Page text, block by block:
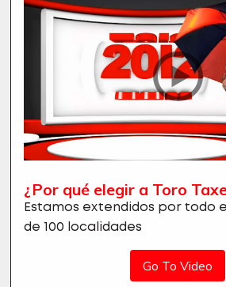
¿Por qué elegir a Toro
Estamos extendidos por todo
de 100 localidades
Go To Video